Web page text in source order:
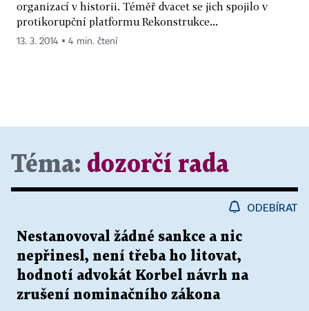
organizací v historii. Téměř dvacet se jich spojilo v
protikorupční platformu Rekonstrukce...
13. 3. 2014 ▪ 4 min. čtení
Téma: dozorčí rada
ODEBÍRAT
Nestanovoval žádné sankce a nic
nepřinesl, není třeba ho litovat,
hodnotí advokát Korbel návrh na
zrušení nominačního zákona